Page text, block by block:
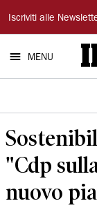
Il
Tirreno
Iscriviti alle
MENU
"Cdp
nuovo